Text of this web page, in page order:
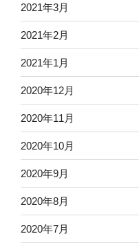
2021年3月
2021年2月
2021年1月
2020年12月
2020年11月
2020年10月
2020年9月
2020年8月
2020年7月